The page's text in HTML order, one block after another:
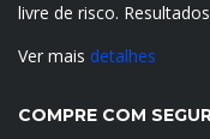
livre de risco.
Ver mais detalhes
COMPRE COM